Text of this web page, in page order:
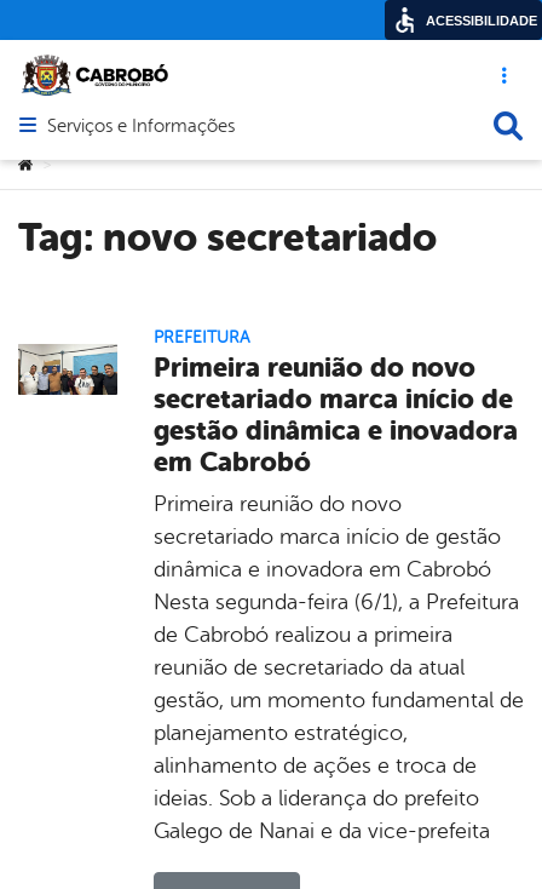
Acesso
Abrir menu principal de navegação
Serviços e Informações
Você está aqui:
>
Tag: novo secretariado
PREFEITURA
Primeira reunião do novo
secretariado marca início de
gestão dinâmica e inovadora
em Cabrobó
Primeira reunião do novo
secretariado marca início de gestão
dinâmica e inovadora em Cabrobó
Nesta segunda-feira (6/1), a Prefeitura
de Cabrobó realizou a primeira
reunião de secretariado da atual
gestão, um momento fundamental de
planejamento estratégico,
alinhamento de ações e troca de
ideias. Sob a liderança do prefeito
Galego de Nanai e da vice-prefeita
ACESSIBILIDADE